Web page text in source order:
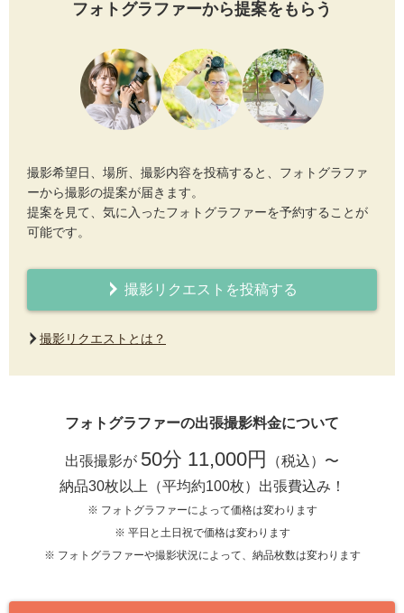
フォトグラファーから提案をもらう
撮影希望日、場所、撮影内容を投稿すると、フォトグラファ
ーから撮影の提案が届きます。
提案を見て、気に入ったフォトグラファーを予約することが
可能です。
撮影リクエストを投稿する
撮影リクエストとは？
フォトグラファーの出張撮影料金について
出張撮影が 50分 11,000円
（税込）〜
納品30枚以上（平均約100枚）出張費込み！
※ フォトグラファーによって価格は変わります
※ 平日と土日祝で価格は変わります
※ フォトグラファーや撮影状況によって、納品枚数は変わります